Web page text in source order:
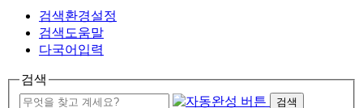
검색환경설정
검색도움말
다국어입력
검색
검색